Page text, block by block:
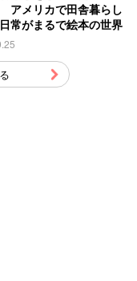
メリカで田舎暮らし
常がまるで絵本の世界